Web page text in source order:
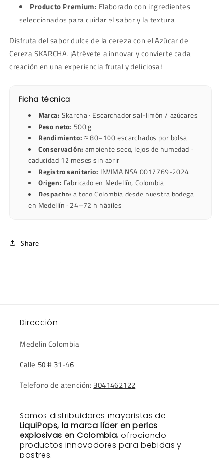
Producto Premium: Elaborado con ingredientes
seleccionados para cuidar el sabor y la textura.
Disfruta del sabor dulce de la cereza con el Azúcar de
Cereza SKARCHA. ¡Atrévete a innovar y convierte cada
creación en una experiencia frutal y deliciosa!
Ficha técnica
Marca: Skarcha · Escarchador sal-limón / azúcares
Peso neto: 500 g
Rendimiento: ≈ 80–100 escarchados por bolsa
Conservación: ambiente seco, lejos de humedad ·
caducidad 12 meses sin abrir
Registro sanitario: INVIMA NSA 0017769-2024
Origen: Fabricado en Medellín, Colombia
Despacho: a todo Colombia desde nuestra bodega
en Medellín · 24–72 h hábiles
Share
Dirección
Medelin Colombia
Calle 50 # 31-46
Telefono de atención: 3041462122
Somos distribuidores mayoristas de
LiquiPops, la marca líder en perlas
explosivas en Colombia, ofreciendo
productos innovadores para bebidas y
postres.